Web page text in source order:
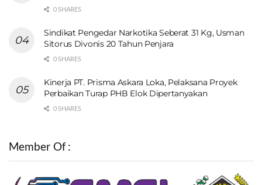
0 SHARES
Sindikat Pengedar Narkotika Seberat 31 Kg, Usman
Sitorus Divonis 20 Tahun Penjara
0 SHARES
Kinerja PT. Prisma Askara Loka, Pelaksana Proyek
Perbaikan Turap PHB Elok Dipertanyakan
0 SHARES
Member Of :